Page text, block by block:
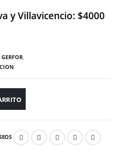
y Villavicencio: $4000
GERFOR